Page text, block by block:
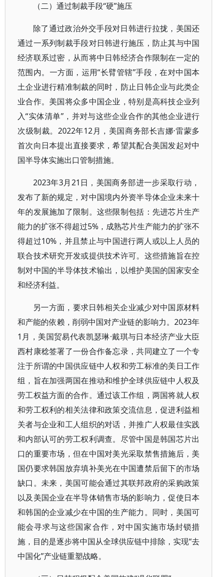
（二）通过制裁手段“硬”施压
除了通过政治外交手段对日韩进行拉拢，美国还
通过一系列制裁手段对日韩进行施压，防止其与中国
经济联系过密，从而将中日韩经济合作限制在一定的
范围内。一方面，运用“长臂管辖”手段，在对中国本
土企业进行精准制裁的同时，防止日韩企业与此类企
业合作。美国将众多中国企业，特别是高科技企业列
入“实体清单”，并对与这些企业合作的其他企业进行
次级制裁。2022年12月，美国商务部长吉娜·雷蒙多
首次向日本提出直接要求，希望其配合美国发起对中
国半导体实施出口管制措施。
2023年3月21日，美国商务部进一步采取行动，
发布了新的规定，对中国境内外资半导体企业未来十
年的发展施加了限制。这些限制包括：先进芯片生产
能力的扩张不得超过5%，成熟芯片生产能力的扩张不
得超过10%，并且禁止与中国进行两人或以上人员的
联合技术研究开发或提供技术许可。这些措施旨在控
制对中国的半导体技术输出，以维护美国的国家安全
和经济利益。
另一方面，要求日韩相关企业减少对中国原材料
和产能的依赖，削弱中国对产业链的影响力。2023年
1月，美国贸易代表凯瑟琳·戴琪与日本经济产业大臣
西村康稔签署了一份合作备忘录，共同建立了一个专
注于所谓的中国供应链中人权和劳工标准的美日工作
组，旨在加强两国在推动和维护全球供应链中人权及
劳工权益方面的合作。通过该工作组，两国将就人权
和劳工权利的相关法律和政策交流信息，促进利益相
关者与企业和工人组织的对话，并推广人权最佳实践
和内部认可的劳工权利调查。尽管中国是韩国芯片出
口的重要市场，但在中国对美光采取禁售措施后，美
国仍要求韩国放弃填补美光在中国遭禁后留下的市场
缺口。未来，美国可能会通过其联邦政府的采购政策
以及美国企业在半导体销售市场的影响力，促使日本
和韩国的企业减少在中国的生产能力。同时，美国可
能会寻求与这些国家合作，对中国实施市场封锁措
施，目的是逐步将中国从全球供应链中排除，实现“去
中国化”产业链重塑战略。